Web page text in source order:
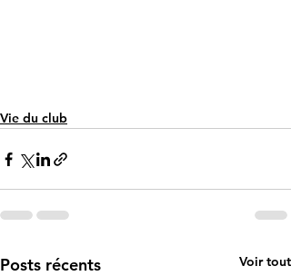
Vie du club
Posts récents Voir tout